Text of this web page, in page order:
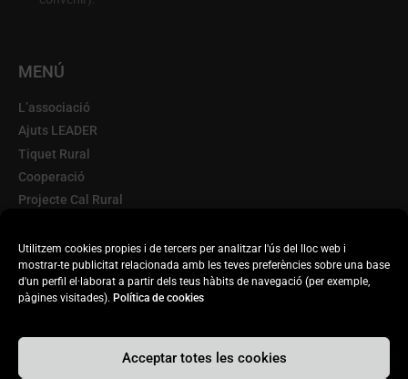
Utilitzem cookies propies i de tercers per analitzar l'ús del lloc web i
mostrar-te publicitat relacionada amb les teves preferències sobre una base
d'un perfil el·laborat a partir dels teus hàbits de navegació (per exemple,
pàgines visitades). Política de cookies
Acceptar totes les cookies
MENÚ
L’associació
Ajuts LEADER
Tiquet Rural
Cooperació
Projecte Cal Rural
Escorxador Mòbil
Transparència
Actualitat
© 2020. DISSENYAT PER INFORBER WEB PRO